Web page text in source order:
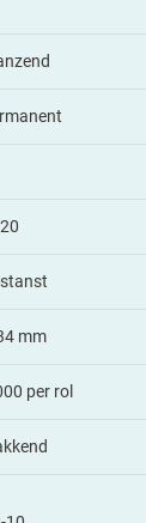
mm
per rol